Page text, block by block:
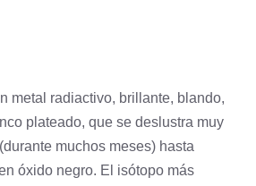
metal radiactivo, brillante, blando,
plateado, que se deslustra muy
muchos meses) hasta
óxido negro. El isótopo más